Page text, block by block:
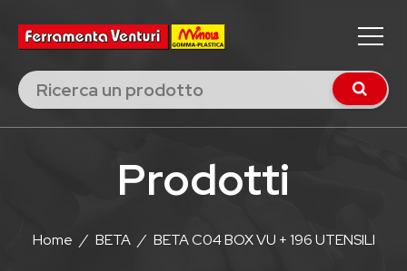
Prodotti
Home / BETA / BETA C04 BOX VU + 196 UTENSILI